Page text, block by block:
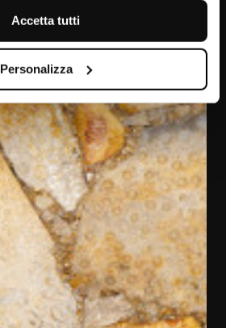
Accetta tutti
Personalizza